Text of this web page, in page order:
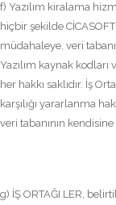
f) Yazılım kiralama
hiçbir şekilde
müdahaleye, veri
Yazılım kaynak
her hakkı saklıdır. İş
karşılığı yararlanma
veri tabanının
g) İŞ ORTAĞI LER,